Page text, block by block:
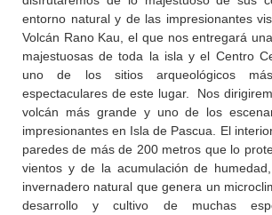
entorno natural y de las impresionantes
Volcán Rano Kau, el que nos entregará
majestuosas de toda la isla y el Centro
uno de los sitios arqueológicos
espectaculares de este lugar. Nos
volcán más grande y uno de los
impresionantes en Isla de Pascua. El
paredes de más de 200 metros que lo
vientos y de la acumulación de
invernadero natural que genera un
desarrollo y cultivo de muchas